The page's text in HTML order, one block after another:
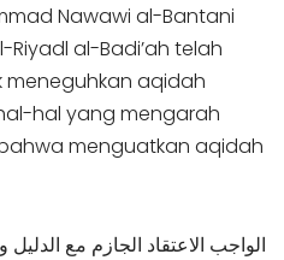
Nawawi al-Bantani
al-Badi’ah telah
meneguhkan aqidah
hal yang mengarah
menguatkan aqidah
الواجب الاعتقاد الجازم مع الدليل